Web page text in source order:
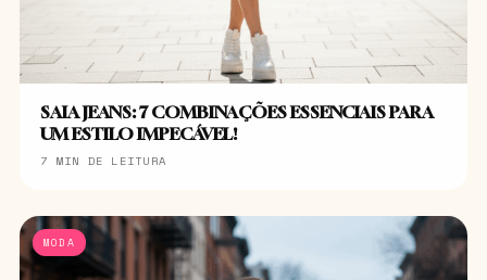
SAIA JEANS: 7 COMBINAÇÕES ESSENCIAIS PARA
UM ESTILO IMPECÁVEL!
7 MIN DE LEITURA
MODA